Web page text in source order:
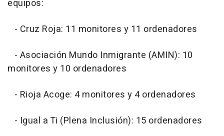
equipos:
- Cruz Roja: 11 monitores y 11 ordenadores
- Asociación Mundo Inmigrante (AMIN): 10
monitores y 10 ordenadores
- Rioja Acoge: 4 monitores y 4 ordenadores
- Igual a Ti (Plena Inclusión): 15 ordenadores